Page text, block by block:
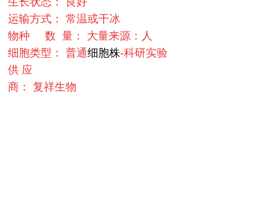
运输方式： 常温或干冰
物种 数 量： 大量来源：人
细胞类型： 普通细胞株-科研实验
供 应
商： 复祥生物